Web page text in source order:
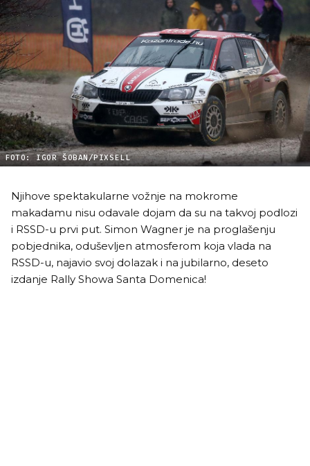
FOTO: IGOR ŠOBAN/PIXSELL
Njihove spektakularne vožnje na mokrome
makadamu nisu odavale dojam da su na takvoj podlozi
i RSSD-u prvi put. Simon Wagner je na proglašenju
pobjednika, oduševljen atmosferom koja vlada na
RSSD-u, najavio svoj dolazak i na jubilarno, deseto
izdanje Rally Showa Santa Domenica!